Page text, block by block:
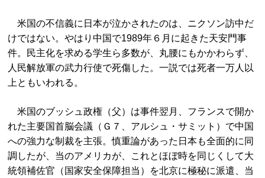
米国の不信義に日本が泣かされたのは、ニクソン訪中だ
けではない。やはり中国で1989年６月に起きた天安門事
件。民主化を求める学生ら多数が、丸腰にもかかわらず、
人民解放軍の武力行使で死傷した。一説では死者一万人以
上ともいわれる。
米国のブッシュ政権（父）は事件翌月、フランスで開か
れた主要国首脳会議（Ｇ７、アルシュ・サミット）で中国
への強力な制裁を主張。慎重論があった日本も全面的に同
調したが、当のアメリカが、これとほぼ時を同じくして大
統領補佐官（国家安全保障担当）を北京に極秘に派遣、当